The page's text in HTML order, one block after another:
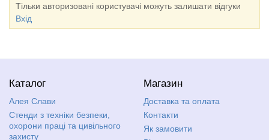
Тільки авторизовані користувачі можуть залишати відгуки
Вхід
Каталог
Алея Слави
Стенди з техніки безпеки,
охорони праці та цивільного
захисту
Магазин
Доставка та оплата
Контакти
Як замовити